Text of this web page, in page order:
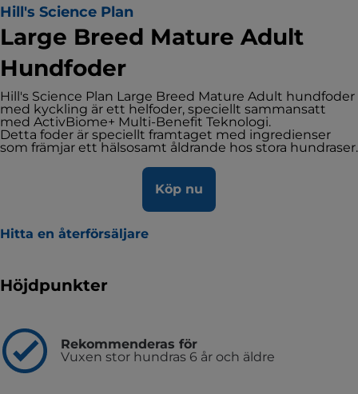
Hill's Science Plan
Large Breed Mature Adult
Hundfoder
Hill's Science Plan Large Breed Mature Adult hundfoder
med kyckling är ett helfoder, speciellt sammansatt
med ActivBiome+ Multi-Benefit Teknologi.
Detta foder är speciellt framtaget med ingredienser
som främjar ett hälsosamt åldrande hos stora hundraser.
Köp nu
Hitta en återförsäljare
Höjdpunkter
Rekommenderas för
Vuxen stor hundras 6 år och äldre